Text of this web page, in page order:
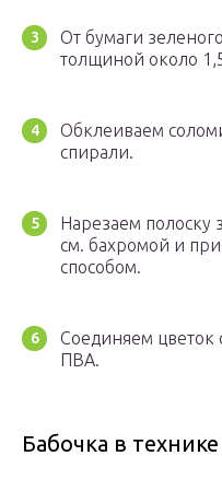
От бумаги
толщиной около
Обклеиваем
спирали.
Нарезаем полоску
см. бахромой и
способом.
Соединяем цветок
ПВА.
Бабочка в